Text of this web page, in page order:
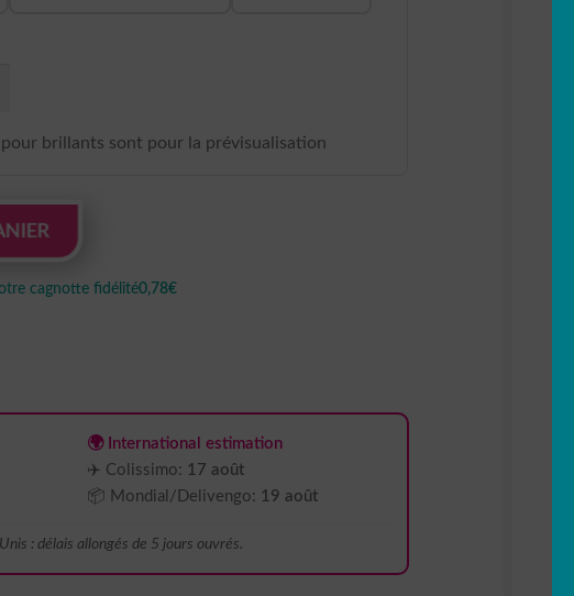
brillants sont pour la prévisualisation
cagnotte fidélité0,78€
🌍 International estimation
✈️ Colissimo: 17 août
📦 Mondial/Delivengo: 19 août
: délais allongés de 5 jours ouvrés.